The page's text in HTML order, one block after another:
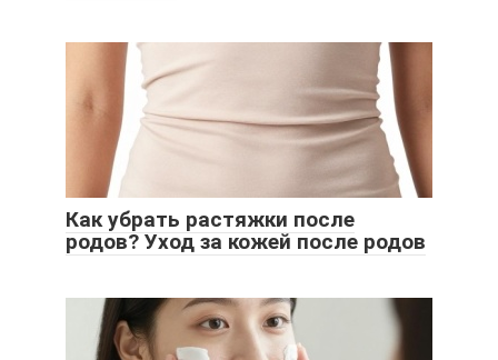
Как убрать растяжки после
родов? Уход за кожей после родов